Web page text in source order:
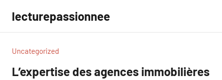
contenu
lecturepassionnee
Uncategorized
L’expertise des agences immobilières